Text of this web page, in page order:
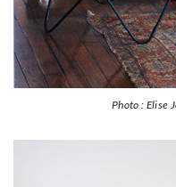
Photo : Elise